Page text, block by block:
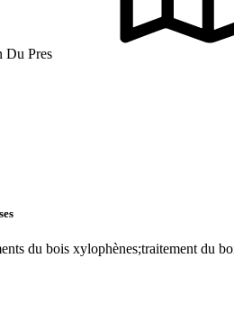
Du Pres
du bois xylophènes;traitement du